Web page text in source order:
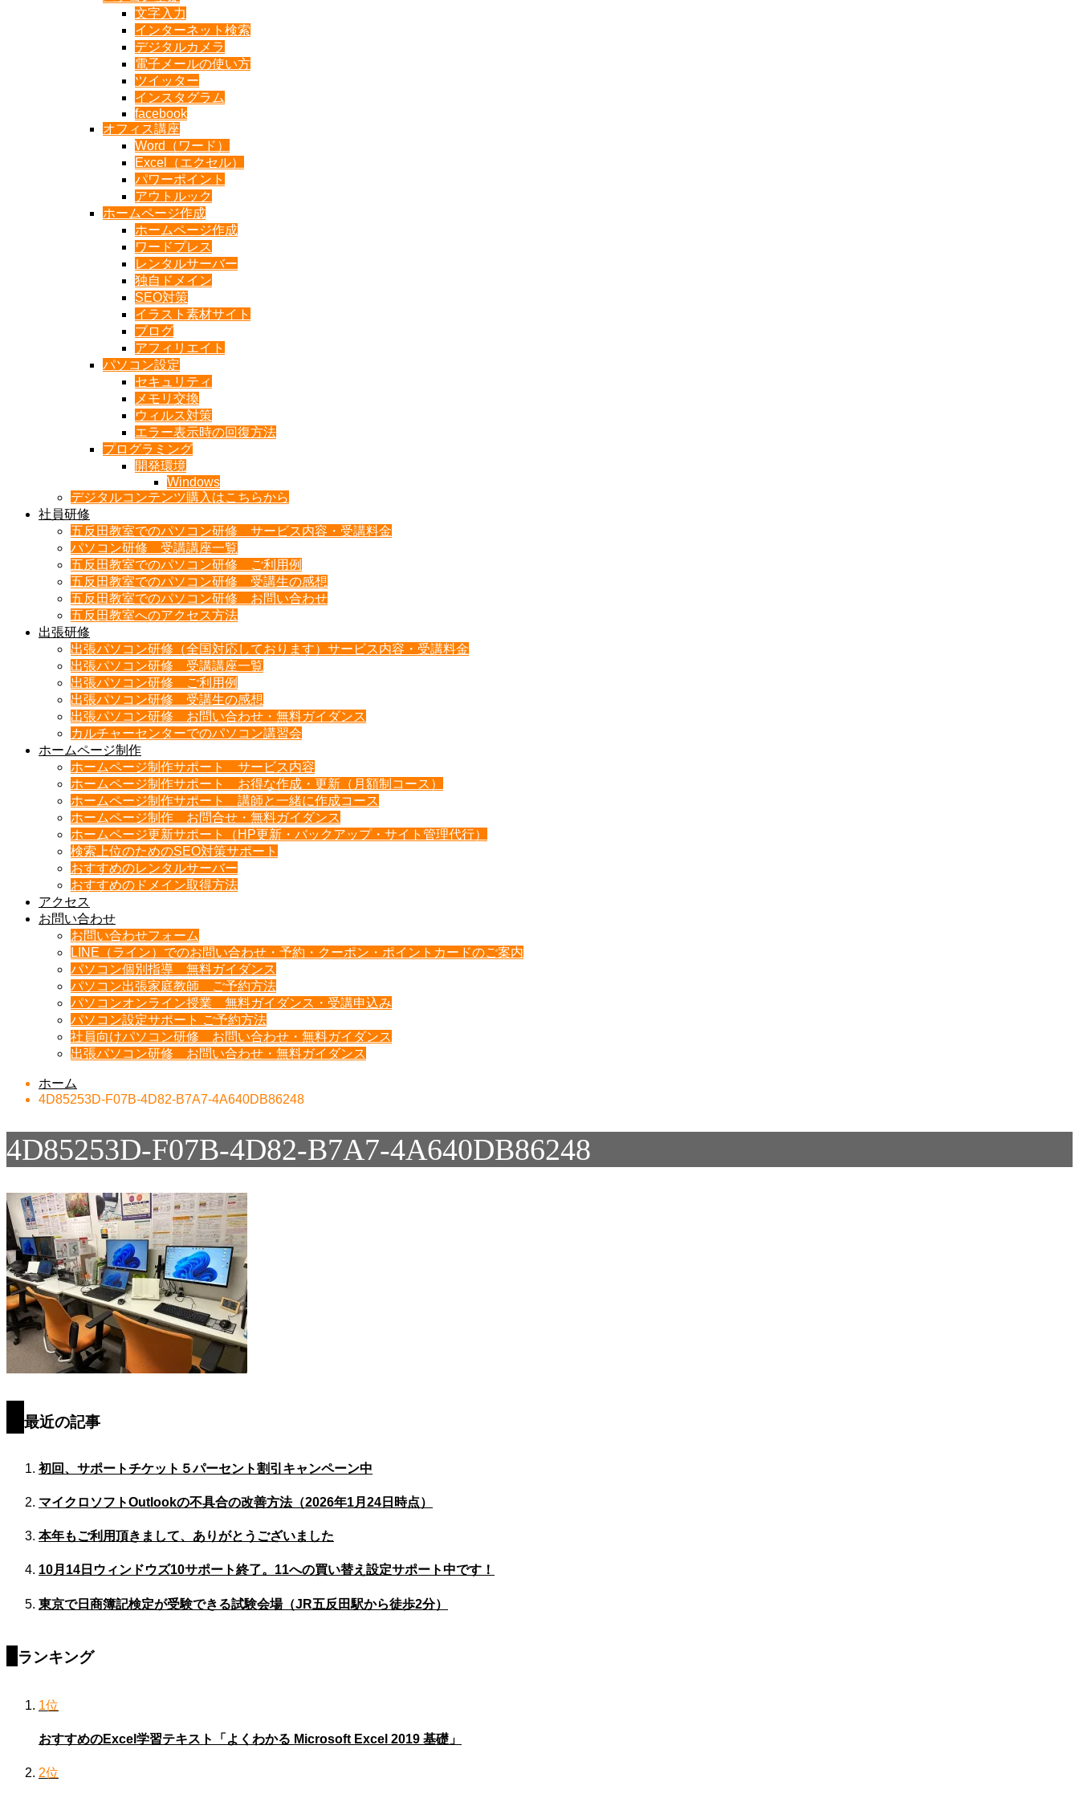
文字入力
インターネット検索
デジタルカメラ
電子メールの使い方
ツイッター
インスタグラム
facebook
オフィス講座
Word（ワード）
Excel（エクセル）
パワーポイント
アウトルック
ホームページ作成
ホームページ作成
ワードプレス
レンタルサーバー
独自ドメイン
SEO対策
イラスト素材サイト
ブログ
アフィリエイト
パソコン設定
セキュリティ
メモリ交換
ウィルス対策
エラー表示時の回復方法
プログラミング
開発環境
Windows
デジタルコンテンツ購入はこちらから
社員研修
五反田教室でのパソコン研修 サービス内容・受講料金
パソコン研修 受講講座一覧
五反田教室でのパソコン研修 ご利用例
五反田教室でのパソコン研修 受講生の感想
五反田教室でのパソコン研修 お問い合わせ
五反田教室へのアクセス方法
出張研修
出張パソコン研修（全国対応しております）サービス内容・受講料金
出張パソコン研修 受講講座一覧
出張パソコン研修 ご利用例
出張パソコン研修 受講生の感想
出張パソコン研修 お問い合わせ・無料ガイダンス
カルチャーセンターでのパソコン講習会
ホームページ制作
ホームページ制作サポート サービス内容
ホームページ制作サポート お得な作成・更新（月額制コース）
ホームページ制作サポート 講師と一緒に作成コース
ホームページ制作 お問合せ・無料ガイダンス
ホームページ更新サポート（HP更新・バックアップ・サイト管理代行）
検索上位のためのSEO対策サポート
おすすめのレンタルサーバー
おすすめのドメイン取得方法
アクセス
お問い合わせ
お問い合わせフォーム
LINE（ライン）でのお問い合わせ・予約・クーポン・ポイントカードのご案内
パソコン個別指導 無料ガイダンス
パソコン出張家庭教師 ご予約方法
パソコンオンライン授業 無料ガイダンス・受講申込み
パソコン設定サポート ご予約方法
社員向けパソコン研修 お問い合わせ・無料ガイダンス
出張パソコン研修 お問い合わせ・無料ガイダンス
ホーム
4D85253D-F07B-4D82-B7A7-4A640DB86248
4D85253D-F07B-4D82-B7A7-4A640DB86248
最近の記事
初回、サポートチケット５パーセント割引キャンペーン中
マイクロソフトOutlookの不具合の改善方法（2026年1月24日時点）
本年もご利用頂きまして、ありがとうございました
10月14日ウィンドウズ10サポート終了。11への買い替え設定サポート中です！
東京で日商簿記検定が受験できる試験会場（JR五反田駅から徒歩2分）
ランキング
1位
おすすめのExcel学習テキスト「よくわかる Microsoft Excel 2019 基礎」
2位